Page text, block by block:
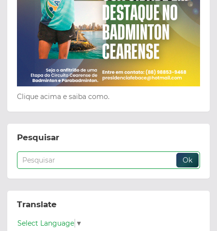
Clique acima e saiba como.
Pesquisar
Translate
Select Language ▼